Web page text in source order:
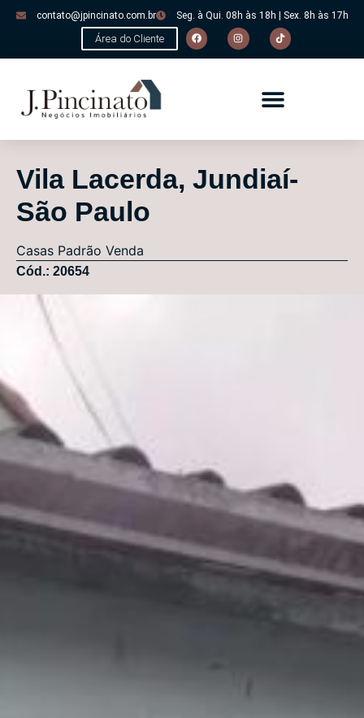
contato@jpincinato.com.br Seg. à Qui. 08h às 18h | Sex. 8h às 17h
Área do Cliente
Vila Lacerda, Jundiaí-
São Paulo
Casas Padrão Venda
Cód.: 20654